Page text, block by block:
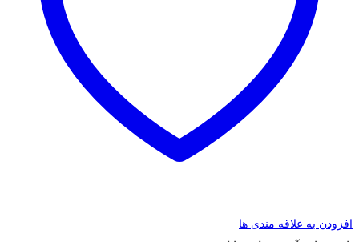
افزودن به علاقه مندی ها